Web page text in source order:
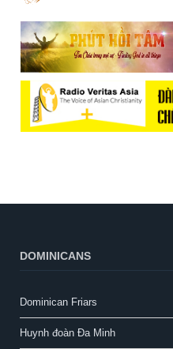
DOMINICANS
Dominican Friars
Huynh đoàn Đa Minh